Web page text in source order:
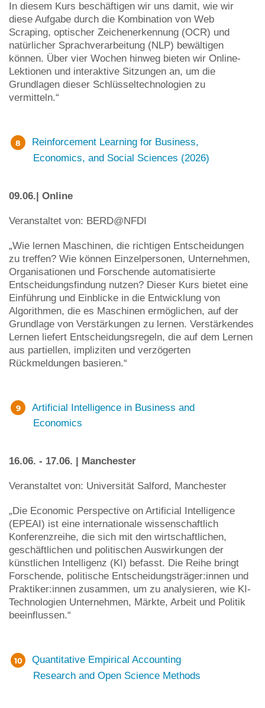
In diesem Kurs beschäftigen wir uns damit, wie wir
diese Aufgabe durch die Kombination von Web
Scraping, optischer Zeichenerkennung (OCR) und
natürlicher Sprachverarbeitung (NLP) bewältigen
können. Über vier Wochen hinweg bieten wir Online-
Lektionen und interaktive Sitzungen an, um die
Grundlagen dieser Schlüsseltechnologien zu
vermitteln.“
Reinforcement Learning for Business,
Economics, and Social Sciences (2026)
09.06.| Online
Veranstaltet von: BERD@NFDI
„Wie lernen Maschinen, die richtigen Entscheidungen
zu treffen? Wie können Einzelpersonen, Unternehmen,
Organisationen und Forschende automatisierte
Entscheidungsfindung nutzen? Dieser Kurs bietet eine
Einführung und Einblicke in die Entwicklung von
Algorithmen, die es Maschinen ermöglichen, auf der
Grundlage von Verstärkungen zu lernen. Verstärkendes
Lernen liefert Entscheidungsregeln, die auf dem Lernen
aus partiellen, impliziten und verzögerten
Rückmeldungen basieren.“
Artificial Intelligence in Business and
Economics
16.06. - 17.06. | Manchester
Veranstaltet von: Universität Salford, Manchester
„Die Economic Perspective on Artificial Intelligence
(EPEAI) ist eine internationale wissenschaftlich
Konferenzreihe, die sich mit den wirtschaftlichen,
geschäftlichen und politischen Auswirkungen der
künstlichen Intelligenz (KI) befasst. Die Reihe bringt
Forschende, politische Entscheidungsträger:innen und
Praktiker:innen zusammen, um zu analysieren, wie KI-
Technologien Unternehmen, Märkte, Arbeit und Politik
beeinflussen.“
Quantitative Empirical Accounting
Research and Open Science Methods